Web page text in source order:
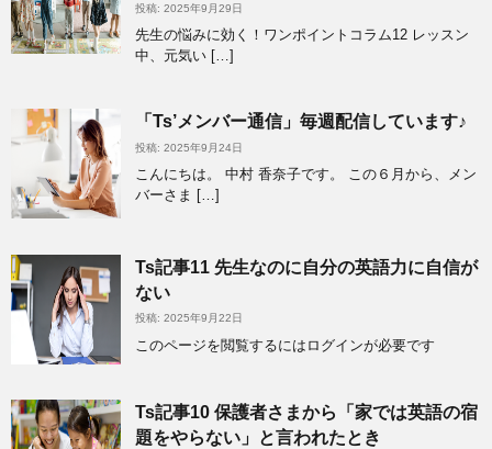
投稿: 2025年9月29日
先生の悩みに効く！ワンポイントコラム12 レッスン
中、元気い […]
「Ts’メンバー通信」毎週配信しています♪
投稿: 2025年9月24日
こんにちは。 中村 香奈子です。 この６月から、メン
バーさま […]
Ts記事11 先生なのに自分の英語力に自信が
ない
投稿: 2025年9月22日
このページを閲覧するにはログインが必要です
Ts記事10 保護者さまから「家では英語の宿
題をやらない」と言われたとき